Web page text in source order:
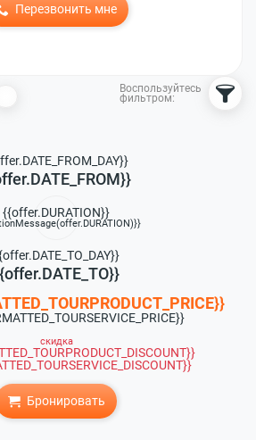
Перезвонить мне
Воспользуйтесь
фильтром:
{{offer.DURATION}}
скидка
Бронировать